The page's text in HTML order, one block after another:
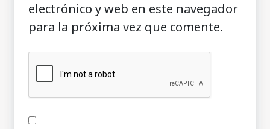
electrónico y web en este navegador
para la próxima vez que comente.